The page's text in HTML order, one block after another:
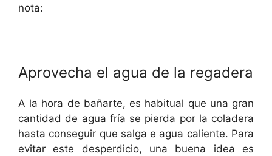
nota:
Aprovecha el agua de la regadera
A la hora de bañarte, es habitual que una gran
cantidad de agua fría se pierda por la coladera
hasta conseguir que salga e agua caliente. Para
evitar este desperdicio, una buena idea es